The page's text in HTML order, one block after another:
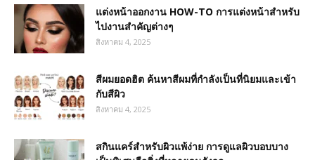
แต่งหน้าออกงาน HOW-TO การแต่งหน้าสำหรับ
ไปงานสำคัญต่างๆ
สิงหาคม 4, 2025
สีผมยอดฮิต ค้นหาสีผมที่กำลังเป็นที่นิยมและเข้า
กับสีผิว
สิงหาคม 4, 2025
สกินแคร์สำหรับผิวแพ้ง่าย การดูแลผิวบอบบาง